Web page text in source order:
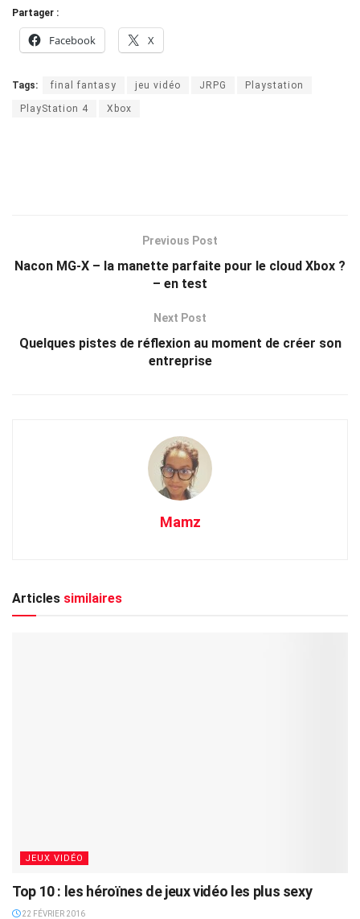
Partager :
Facebook X
Tags: final fantasy jeu vidéo JRPG Playstation
PlayStation 4 Xbox
Previous Post
Nacon MG-X – la manette parfaite pour le cloud Xbox ?
– en test
Next Post
Quelques pistes de réflexion au moment de créer son
entreprise
Mamz
Articles similaires
JEUX VIDÉO
Top 10 : les héroïnes de jeux vidéo les plus sexy
22 FÉVRIER 2016